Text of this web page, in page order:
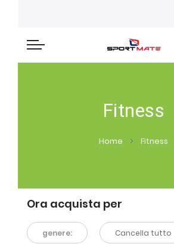
Fitness
Home Fitness
Ora acquista per
genere: Cancella tutto